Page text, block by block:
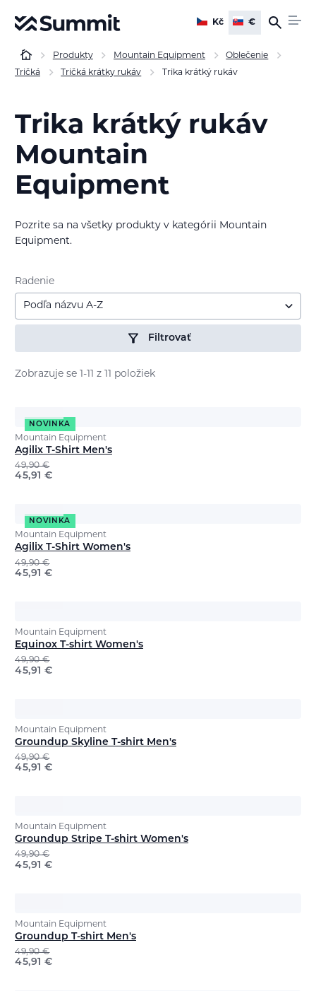
Kč €
Produkty Mountain Equipment
Oblečenie
Tričká
Tričká krátky rukáv Trika krátký rukáv
Trika krátký rukáv
Mountain
Equipment
Pozrite sa na všetky produkty v kategórii Mountain
Equipment.
Radenie
Podľa názvu A-Z
Filtrovať
Zobrazuje se 1-11 z 11 položiek
NOVINKA
Mountain Equipment
Agilix T-Shirt Men's
49,90€
45,91 €
NOVINKA
Mountain Equipment
Agilix T-Shirt Women's
49,90€
45,91 €
Mountain Equipment
Equinox T-shirt Women's
49,90€
45,91 €
Mountain Equipment
Groundup Skyline T-shirt Men's
49,90€
45,91 €
Mountain Equipment
Groundup Stripe T-shirt Women's
49,90€
45,91 €
Mountain Equipment
Groundup T-shirt Men's
49,90€
45,91 €